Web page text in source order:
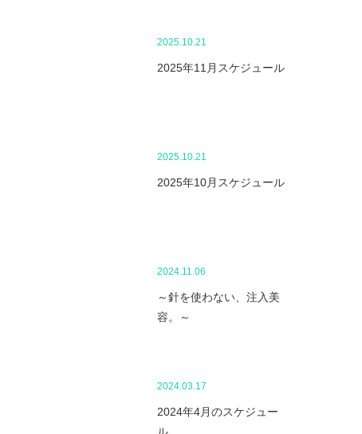
2025.10.21
2025年11月スケジュール
2025.10.21
2025年10月スケジュール
2024.11.06
～針を使わない、注入美
容。～
2024.03.17
2024年4月のスケジュー